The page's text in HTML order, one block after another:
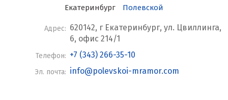
Екатеринбург Полевской
Адрес: 620142, г Екатеринбург, ул. Цвиллинга,
6, офис 214/1
Телефон: +7 (343) 266-35-10
Эл. почта: info@polevskoi-mramor.com